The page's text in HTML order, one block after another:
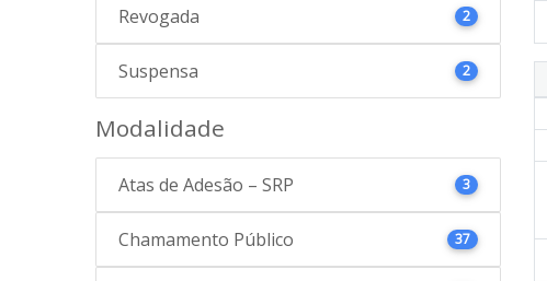
Revogada 2
Suspensa 2
Modalidade
Atas de Adesão – SRP 3
Chamamento Público 37